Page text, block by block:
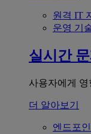
원격 IT
운영 기
실시간
사용자에게
더 알아보기
엔드포